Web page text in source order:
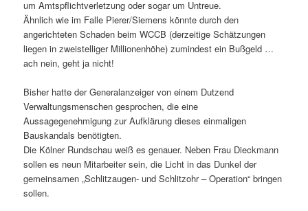
um Amtspflichtverletzung oder sogar um Untreue.
Ähnlich wie im Falle Pierer/Siemens könnte durch den
angerichteten Schaden beim WCCB (derzeitige Schätzungen
liegen in zweistelliger Millionenhöhe) zumindest ein Bußgeld …
ach nein, geht ja nicht!
Bisher hatte der Generalanzeiger von einem Dutzend
Verwaltungsmenschen gesprochen, die eine
Aussagegenehmigung zur Aufklärung dieses einmaligen
Bauskandals benötigten.
Die Kölner Rundschau weiß es genauer. Neben Frau Dieckmann
sollen es neun Mitarbeiter sein, die Licht in das Dunkel der
gemeinsamen „Schlitzaugen- und Schlitzohr – Operation“ bringen
sollen.